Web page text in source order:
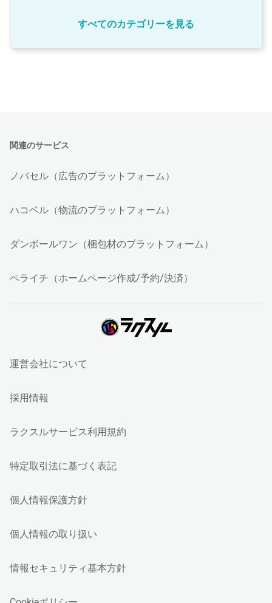
すべてのカテゴリーを見る
関連のサービス
ノバセル（広告のプラットフォーム）
ハコベル（物流のプラットフォーム）
ダンボールワン（梱包材のプラットフォーム）
ペライチ（ホームページ作成/予約/決済）
運営会社について
採用情報
ラクスルサービス利用規約
特定取引法に基づく表記
個人情報保護方針
個人情報の取り扱い
情報セキュリティ基本方針